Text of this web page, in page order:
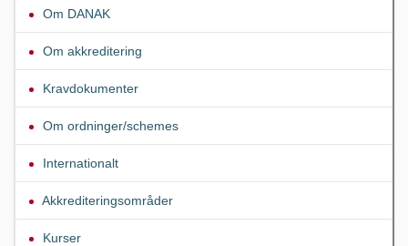
Om DANAK
Om akkreditering
Kravdokumenter
Om ordninger/schemes
Internationalt
Akkrediteringsområder
Kurser